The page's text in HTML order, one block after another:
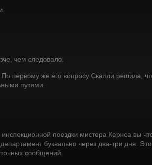
чем следовало.
первому же его вопросу Скалли решила,
путями.
поездки мистера Кернса вы
буквально через два-три дня. Это
сообщений.